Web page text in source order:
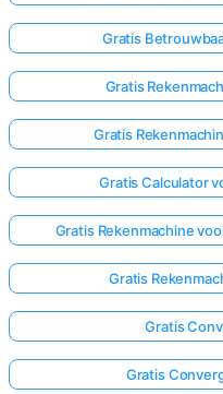
Gratis
Gratis
Gratis
Gratis Calculator
Gratis Rekenmachine
Gratis
Gratis
Gratis